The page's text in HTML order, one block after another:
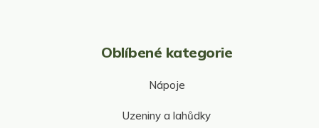
Oblíbené kategorie
Nápoje
Uzeniny a lahůdky